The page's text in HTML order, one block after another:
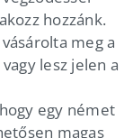
hozzánk.
meg a
lesz jelen a
egy német
magas